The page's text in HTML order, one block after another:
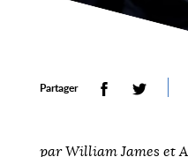
Partager
par William James et